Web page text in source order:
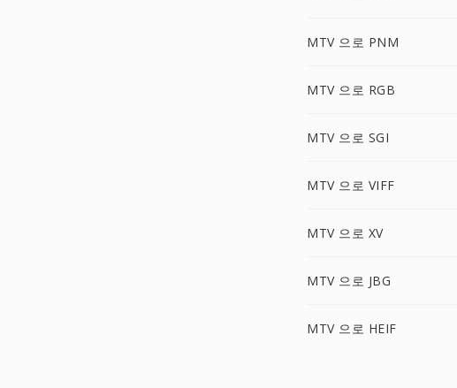
MTV 으로 PNM
MTV 으로 RGB
MTV 으로 SGI
MTV 으로 VIFF
MTV 으로 XV
MTV 으로 JBG
MTV 으로 HEIF